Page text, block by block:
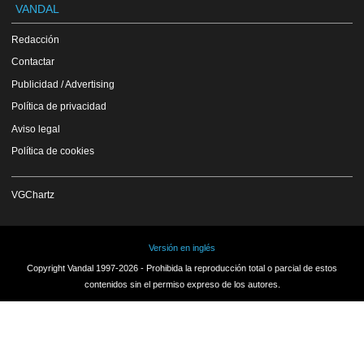
VANDAL
Redacción
Contactar
Publicidad / Advertising
Política de privacidad
Aviso legal
Política de cookies
VGChartz
Versión en inglés
Copyright Vandal 1997-2026 - Prohibida la reproducción total o parcial de estos
contenidos sin el permiso expreso de los autores.